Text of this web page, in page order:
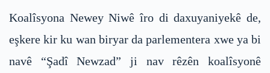
Koalîsyona Newey Niwê îro di daxuyaniyekê de,
eşkere kir ku wan biryar da parlementera xwe ya bi
navê “Şadî Newzad” ji nav rêzên koalîsyonê